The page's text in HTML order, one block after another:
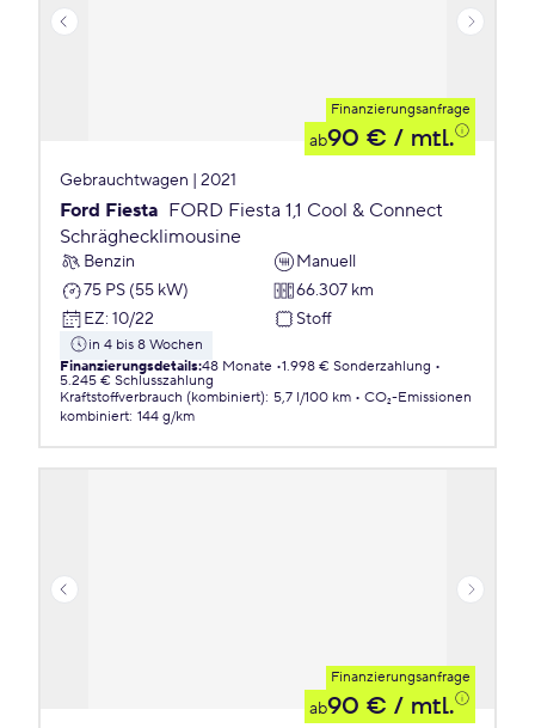
Finanzierungsanfrage
ab90 € / mtl.
Gebrauchtwagen | 2021
Ford Fiesta FORD Fiesta 1,1 Cool & Connect
Schräghecklimousine
Benzin
Manuell
75 PS (55 kW)
66.307 km
EZ: 10/22 Stoff
in 4 bis 8 Wochen
Finanzierungsdetails:48 Monate 1.998 € Sonderzahlung
5.245 € Schlusszahlung
Kraftstoffverbrauch (kombiniert): 5,7 l/100 km
CO₂-Emissionen
kombiniert: 144 g/km
Finanzierungsanfrage
ab90 € / mtl.